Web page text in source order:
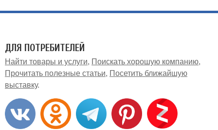
ДЛЯ ПОТРЕБИТЕЛЕЙ
Найти товары и услуги
Поискать хорошую компанию
Прочитать полезные статьи
Посетить ближайшую
выставку